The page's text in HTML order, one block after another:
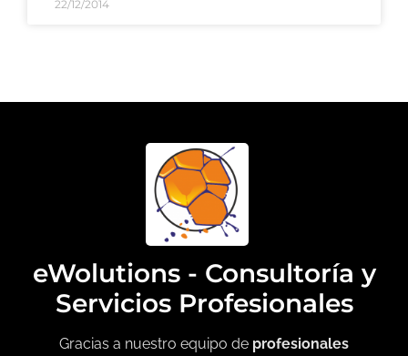
22/12/2014
eWolutions - Consultoría y
Servicios Profesionales
Gracias a nuestro equipo de profesionales